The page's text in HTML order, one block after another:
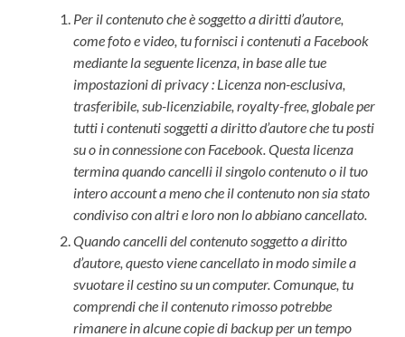
Per il contenuto che è soggetto a diritti d’autore,
come foto e video, tu fornisci i contenuti a Facebook
mediante la seguente licenza, in base alle tue
impostazioni di privacy : Licenza non-esclusiva,
trasferibile, sub-licenziabile, royalty-free, globale per
tutti i contenuti soggetti a diritto d’autore che tu posti
su o in connessione con Facebook. Questa licenza
termina quando cancelli il singolo contenuto o il tuo
intero account a meno che il contenuto non sia stato
condiviso con altri e loro non lo abbiano cancellato.
Quando cancelli del contenuto soggetto a diritto
d’autore, questo viene cancellato in modo simile a
svuotare il cestino su un computer. Comunque, tu
comprendi che il contenuto rimosso potrebbe
rimanere in alcune copie di backup per un tempo